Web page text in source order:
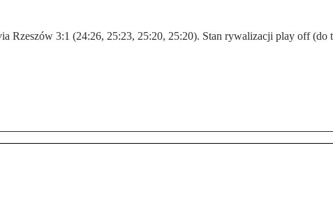
Rzeszów 3:1 (24:26, 25:23, 25:20, 25:20). Stan rywalizacji play off (do